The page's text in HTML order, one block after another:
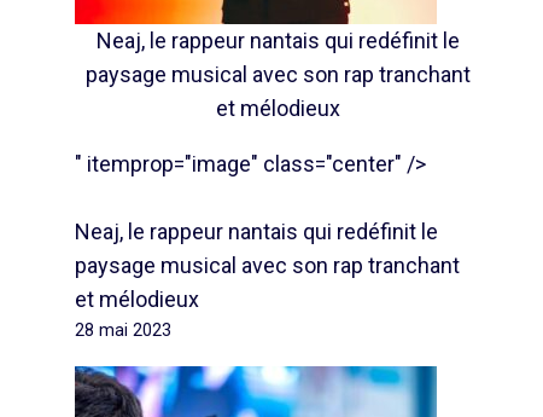
Neaj, le rappeur nantais qui redéfinit le
paysage musical avec son rap tranchant
et mélodieux
" itemprop="image" class="center" />
Neaj, le rappeur nantais qui redéfinit le
paysage musical avec son rap tranchant
et mélodieux
28 mai 2023